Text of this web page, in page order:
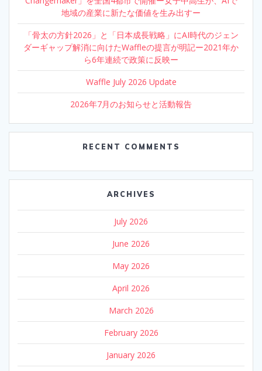
地域の産業に新たな価値を生み出すー
「骨太の方針2026」と「日本成長戦略」にAI時代のジェン
ダーギャップ解消に向けたWaffleの提言が明記ー2021年か
ら6年連続で政策に反映ー
Waffle July 2026 Update
2026年7月のお知らせと活動報告
RECENT COMMENTS
ARCHIVES
July 2026
June 2026
May 2026
April 2026
March 2026
February 2026
January 2026